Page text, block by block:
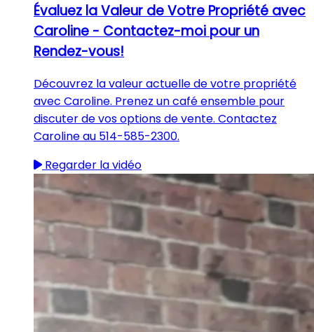
Évaluez la Valeur de Votre Propriété avec
Caroline - Contactez-moi pour un
Rendez-vous!
Découvrez la valeur actuelle de votre propriété
avec Caroline. Prenez un café ensemble pour
discuter de vos options de vente. Contactez
Caroline au 514-585-2300.
Regarder la vidéo